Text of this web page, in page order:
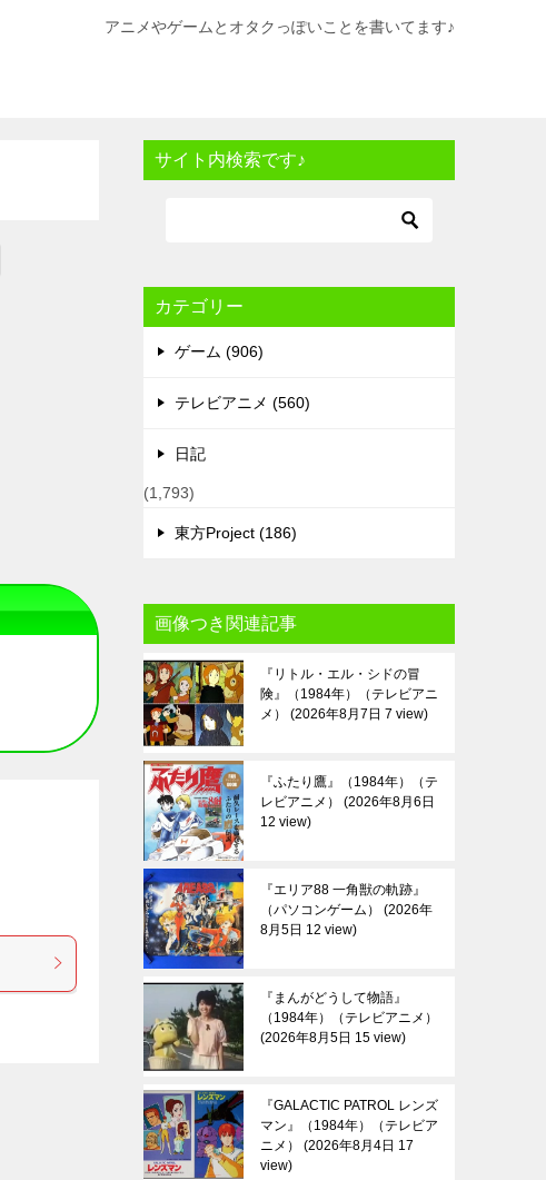
アニメやゲームとオタクっぽいことを書いてます♪
サイト内検索です♪
カテゴリー
ゲーム (906)
テレビアニメ (560)
日記
(1,793)
東方Project (186)
画像つき関連記事
『リトル・エル・シドの冒
険』（1984年）（テレビアニ
メ）
2026年8月7日 7 view
『ふたり鷹』（1984年）（テ
レビアニメ）
2026年8月6日
12 view
『エリア88 一角獣の軌跡』
（パソコンゲーム）
2026年
8月5日 12 view
『まんがどうして物語』
（1984年）（テレビアニメ）
2026年8月5日 15 view
『GALACTIC PATROL レンズ
マン』（1984年）（テレビア
ニメ）
2026年8月4日 17
view